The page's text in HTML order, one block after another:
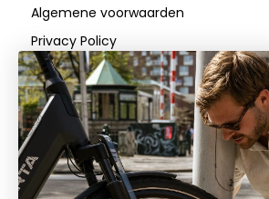
simpele stappen uw hoofdomtrek te
u retourneren.
Algemene voorwaarden
Privacy Policy
Betaalmethoden
Verzenden & Retourneren
Klantenservice
FAQs
Blog